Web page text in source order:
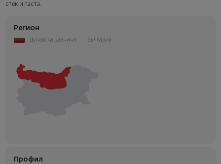
стек и паста.
Регион
Дунавска равнина България
Профил